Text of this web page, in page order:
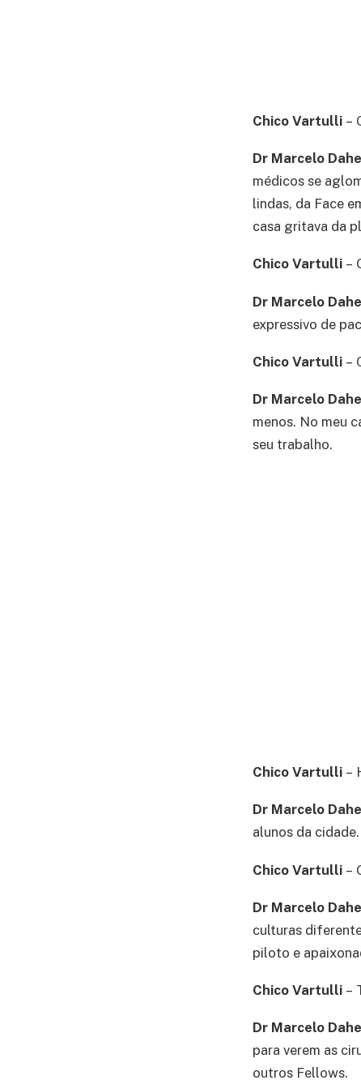
Chico Vartulli –
Dr Marcelo
médicos se
lindas, da Face
casa gritava da
Chico Vartulli –
Dr Marcelo
expressivo de
Chico Vartulli –
Dr Marcelo
menos. No meu
seu trabalho.
Chico Vartulli –
Dr Marcelo
alunos da cidade.
Chico Vartulli –
Dr Marcelo
culturas
piloto e
Chico Vartulli –
Dr Marcelo
para verem as
outros Fellows.